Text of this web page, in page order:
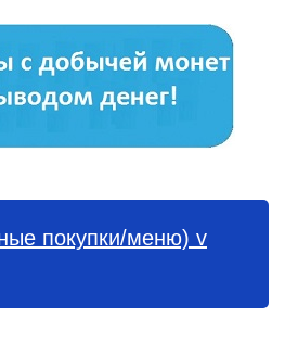
покупки/меню) v